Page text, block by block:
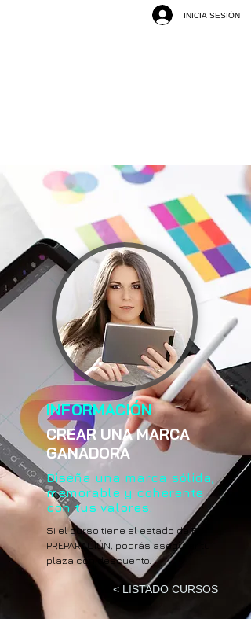
INICIA SESIÓN
INFORMACIÓN
CREAR UNA MARCA
GANADORA
Diseña una marca sólida,
memorable y coherente
con tus valores.
Si el curso tiene el estado de EN
PREPARACIÓN, podrás asegurar tu
plaza con descuento.
< LISTADO CURSOS